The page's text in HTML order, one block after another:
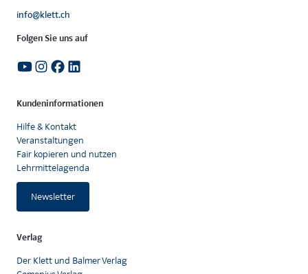
info@klett.ch
Folgen Sie uns auf
Kundeninformationen
Hilfe & Kontakt
Veranstaltungen
Fair kopieren und nutzen
Lehrmittelagenda
Newsletter
Verlag
Der Klett und Balmer Verlag